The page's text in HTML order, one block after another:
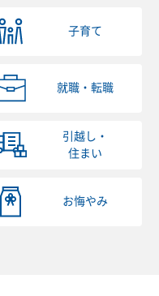
子育て
就職・転職
引越し・
住まい
お悔やみ